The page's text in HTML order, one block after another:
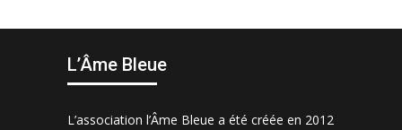
L’Âme Bleue
L’association l’Âme Bleue a été créée en 2012